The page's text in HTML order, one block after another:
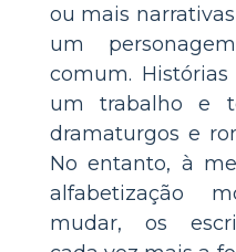
ou mais
um
comum.
um trabalho e
dramaturgos e
No entanto, à
alfabetização
mudar, os